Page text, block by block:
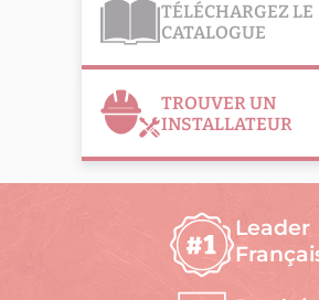
TÉLÉCHARGEZ LE
CATALOGUE
TROUVER UN
INSTALLATEUR
Leader